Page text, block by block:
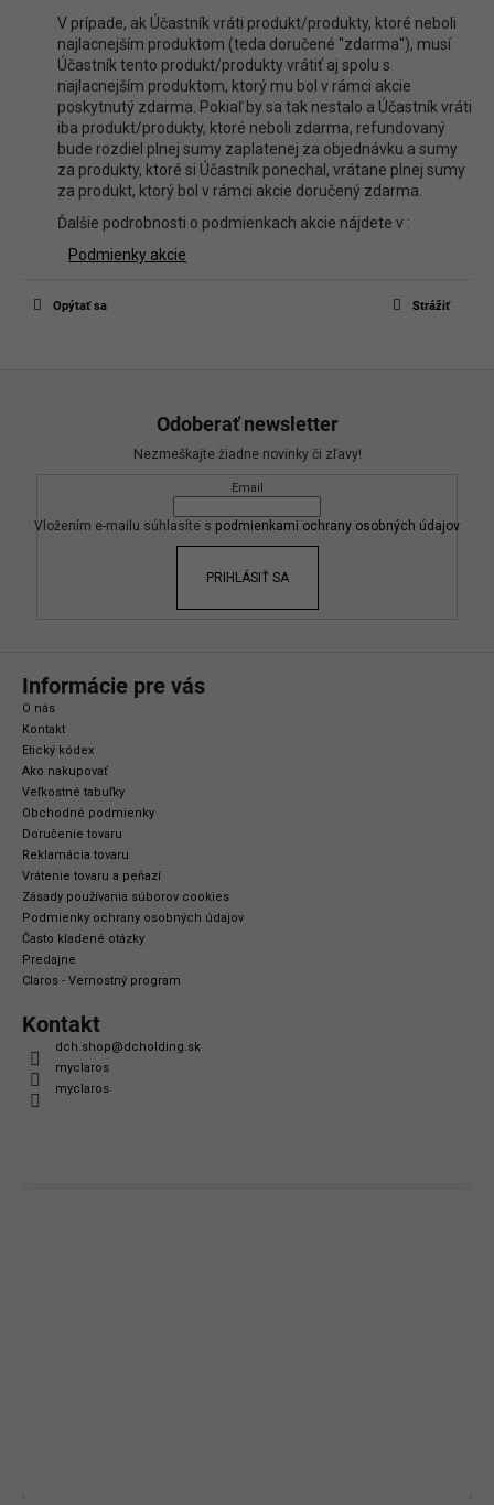
V prípade, ak Účastník vráti produkt/produkty, ktoré neboli
najlacnejším produktom (teda doručené "zdarma"), musí
Účastník tento produkt/produkty vrátiť aj spolu s
najlacnejším produktom, ktorý mu bol v rámci akcie
poskytnutý zdarma. Pokiaľ by sa tak nestalo a Účastník vráti
iba produkt/produkty, ktoré neboli zdarma, refundovaný
bude rozdiel plnej sumy zaplatenej za objednávku a sumy
za produkty, ktoré si Účastník ponechal, vrátane plnej sumy
za produkt, ktorý bol v rámci akcie doručený zdarma.
Ďalšie podrobnosti o podmienkach akcie nájdete v :
Podmienky akcie
Opýtať sa Strážiť
Odoberať newsletter
Nezmeškajte žiadne novinky či zľavy!
Email
Vložením e-mailu súhlasíte s podmienkami ochrany osobných údajov
PRIHLÁSIŤ SA
Informácie pre vás
O nás
Kontakt
Etický kódex
Ako nakupovať
Veľkostné tabuľky
Obchodné podmienky
Doručenie tovaru
Reklamácia tovaru
Vrátenie tovaru a peňazí
Zásady používania súborov cookies
Podmienky ochrany osobných údajov
Často kladené otázky
Predajne
Claros - Vernostný program
Kontakt
dch.shop@dcholding.sk
myclaros
myclaros